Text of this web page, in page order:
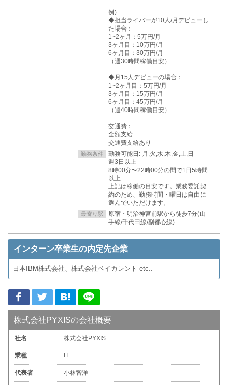
例)
◆担当ライバーが10人/月デビューし
た場合：
1~2ヶ月：5万円/月
3ヶ月目：10万円/月
6ヶ月目：30万円/月
（週30時間稼働目安）
◆月15人デビューの場合：
1~2ヶ月目：5万円/月
3ヶ月目：15万円/月
6ヶ月目：45万円/月
（週40時間稼働目安）
交通費：
全額支給
交通費支給あり
勤務条件
勤務可能日: 月,火,水,木,金,土,日
週3日以上
8時00分〜22時00分の間で1日5時間
以上
上記は稼働の目安です。業務委託契
約のため、勤務時間・曜日は自由に
選んでいただけます。
最寄り駅
原宿・明治神宮前駅から徒歩7分(山
手線/千代田線/副都心線)
インターン卒業生の内定先企業
日本IBM株式会社、株式会社ベイカレント etc..
株式会社PYXISの会社概要
社名 株式会社PYXIS
業種 IT
代表者 小林智洋